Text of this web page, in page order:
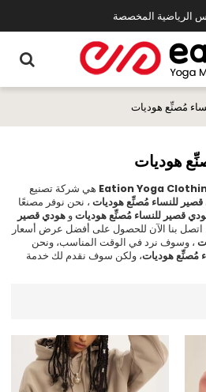
الرياضية المخصصة
مُصنِّع هوديات
هوديات
Eation Yoga هي شركة تصنيع
للنساء مُصنِّع هوديات ، نحن نوفر مصنعًا
قصير للنساء مُصنِّع هودياتوهودي قصير
اتصل بنا الآن للحصول على أفضل عرض أسعار
، وسوف نرد في الوقت المناسب، ونحن
مُصنِّع هوديات، ولكن سوف نقدم لك خدمة